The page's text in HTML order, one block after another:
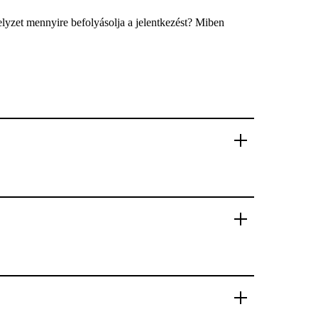
mennyire befolyásolja a jelentkezést? Miben